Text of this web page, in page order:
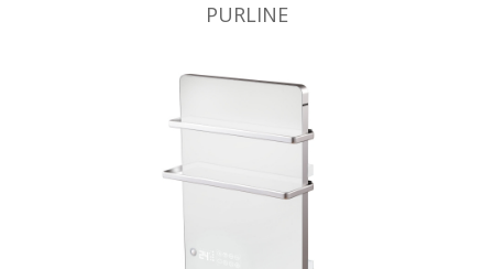
BIOLAREIRA
AQUECIMENTO
VENTILAÇÃO
TRATAMENTO AÉREO
PURLINE